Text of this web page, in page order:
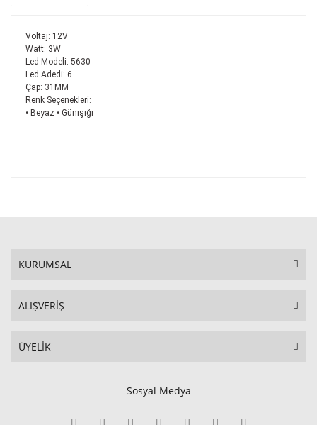
Voltaj: 12V
Watt: 3W
Led Modeli: 5630
Led Adedi: 6
Çap: 31MM
Renk Seçenekleri:
• Beyaz • Günışığı
KURUMSAL
ALIŞVERİŞ
ÜYELİK
Sosyal Medya